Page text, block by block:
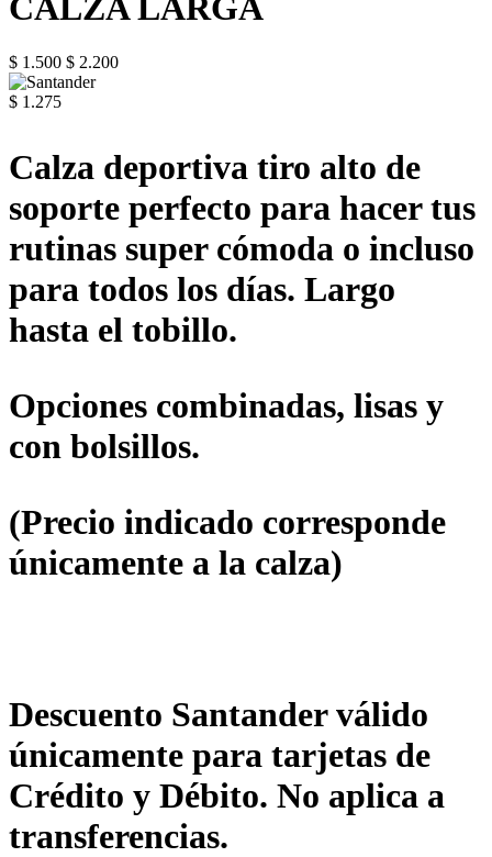
CALZA LARGA
$ 1.500 $ 2.200
$ 1.275
Calza deportiva tiro alto de
soporte perfecto para hacer tus
rutinas super cómoda o incluso
para todos los días. Largo
hasta el tobillo.
Opciones combinadas, lisas y
con bolsillos.
(Precio indicado corresponde
únicamente a la calza)
Descuento Santander válido
únicamente para tarjetas de
Crédito y Débito. No aplica a
transferencias.